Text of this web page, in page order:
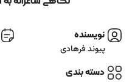
نویسنده
پیوند فرهادی
دسته بندی